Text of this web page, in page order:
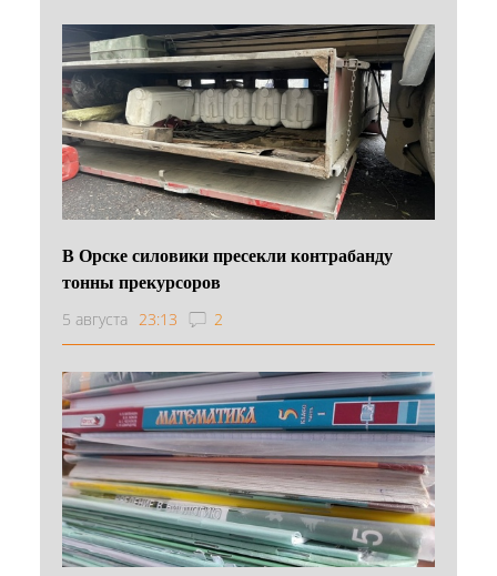
В Орске силовики пресекли контрабанду
тонны прекурсоров
5 августа 23:13 2